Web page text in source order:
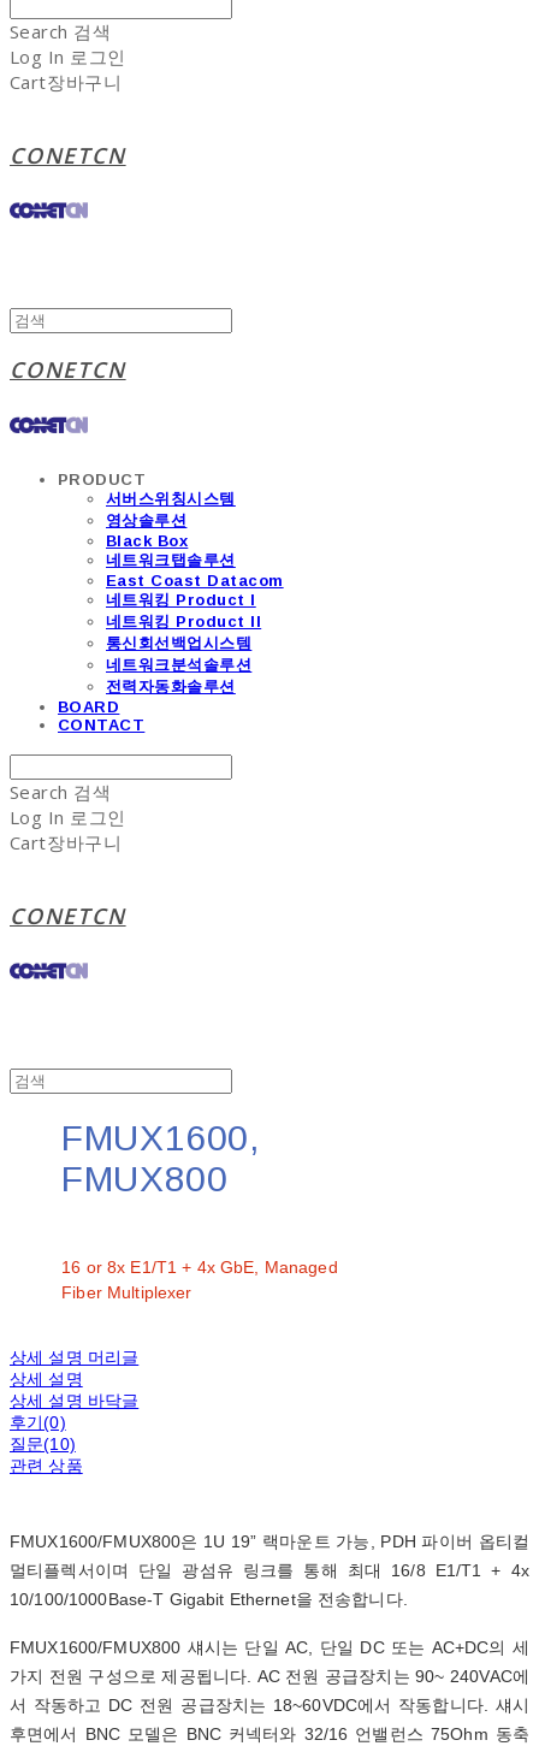
Search 검색
Log In 로그인
Cart장바구니
CONETCN
CONETCN
PRODUCT
서버스위칭시스템
영상솔루션
Black Box
네트워크탭솔루션
East Coast Datacom
네트워킹 Product I
네트워킹 Product II
통신회선백업시스템
네트워크분석솔루션
전력자동화솔루션
BOARD
CONTACT
Search 검색
Log In 로그인
Cart장바구니
CONETCN
FMUX1600,
FMUX800
16 or 8x E1/T1 + 4x GbE, Managed
Fiber Multiplexer
상세 설명 머리글
상세 설명
상세 설명 바닥글
후기(0)
질문(10)
관련 상품
FMUX1600/FMUX800은 1U 19” 랙마운트 가능, PDH 파이버 옵티컬
멀티플렉서이며 단일 광섬유 링크를 통해 최대 16/8 E1/T1 + 4x
10/100/1000Base-T Gigabit Ethernet을 전송합니다.
FMUX1600/FMUX800 섀시는 단일 AC, 단일 DC 또는 AC+DC의 세
가지 전원 구성으로 제공됩니다. AC 전원 공급장치는 90~ 240VAC에
서 작동하고 DC 전원 공급장치는 18~60VDC에서 작동합니다. 섀시
후면에서 BNC 모델은 BNC 커넥터와 32/16 언밸런스 75Ohm 동축